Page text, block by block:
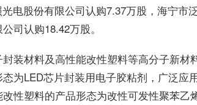
电股份有限公司认购7.37万股，海宁市
司认购18.42万股。
装材料及高性能改性塑料等高分子新
为LED芯片封装用电子胶粘剂，广泛应
性塑料的产品形态为改性可发性聚苯乙